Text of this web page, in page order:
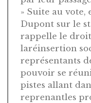
» Suite au
Dupont sur le
rappelle le droit
laréinsertion
représentants
pouvoir se
pistes allant
reprenantles